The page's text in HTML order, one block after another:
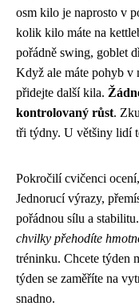
osm kilo je naprosto v
kolik kilo máte na
pořádně swing, goblet
Když ale máte pohyb v
přidejte další kila.
kontrolovaný růst.
tři týdny. U většiny lidí
Pokročilí cvičenci
Jednorucí výrazy,
pořádnou sílu a
chvilky přehodíte
tréninku. Chcete týden
týden se zaměříte na
snadno.